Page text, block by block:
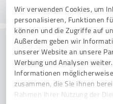
Wir verwenden Cookies, um
personalisieren, Funktionen
können und die Zugriffe auf
Außerdem geben wir
unserer Website an unsere
Werbung und Analysen
Informationen
zusammen, die Sie ihnen
Rahmen Ihrer Nutzung der